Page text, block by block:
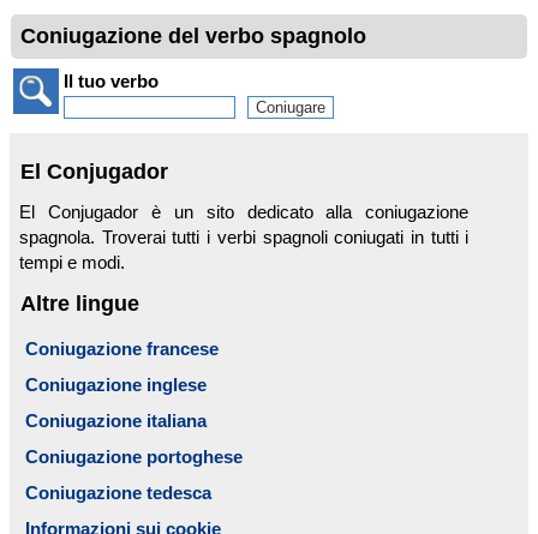
Coniugazione del verbo spagnolo
Il tuo verbo
El Conjugador
El Conjugador è un sito dedicato alla coniugazione
spagnola. Troverai tutti i verbi spagnoli coniugati in tutti i
tempi e modi.
Altre lingue
Coniugazione francese
Coniugazione inglese
Coniugazione italiana
Coniugazione portoghese
Coniugazione tedesca
Informazioni sui cookie